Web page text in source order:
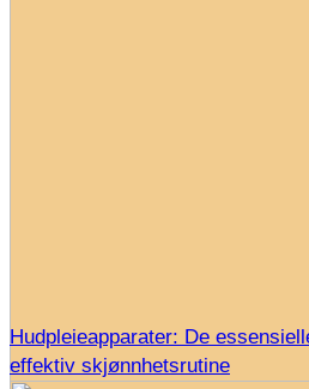
Hudpleieapparater: De
effektiv skjønnhetsrutine